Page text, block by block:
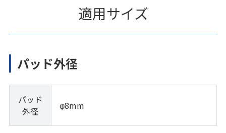
適用サイズ
パッド外径
パッド
外径
φ8mm